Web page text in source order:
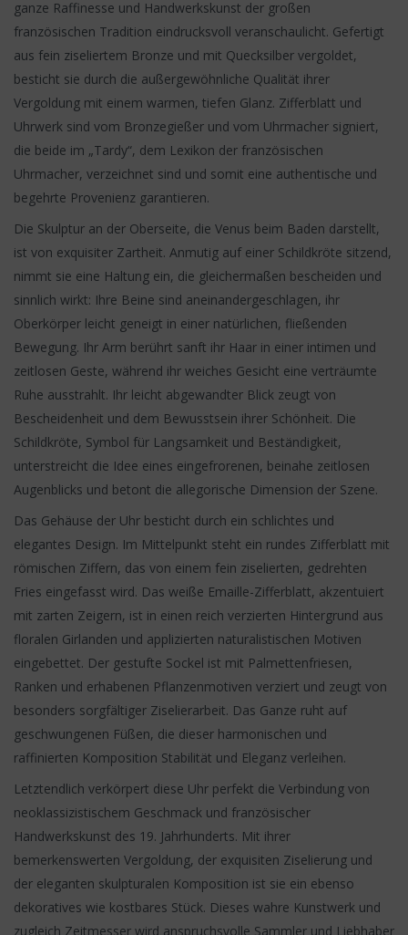
ganze Raffinesse und Handwerkskunst der großen
französischen Tradition eindrucksvoll veranschaulicht. Gefertigt
aus fein ziseliertem Bronze und mit Quecksilber vergoldet,
besticht sie durch die außergewöhnliche Qualität ihrer
Vergoldung mit einem warmen, tiefen Glanz. Zifferblatt und
Uhrwerk sind vom Bronzegießer und vom Uhrmacher signiert,
die beide im „Tardy“, dem Lexikon der französischen
Uhrmacher, verzeichnet sind und somit eine authentische und
begehrte Provenienz garantieren.
Die Skulptur an der Oberseite, die Venus beim Baden darstellt,
ist von exquisiter Zartheit. Anmutig auf einer Schildkröte sitzend,
nimmt sie eine Haltung ein, die gleichermaßen bescheiden und
sinnlich wirkt: Ihre Beine sind aneinandergeschlagen, ihr
Oberkörper leicht geneigt in einer natürlichen, fließenden
Bewegung. Ihr Arm berührt sanft ihr Haar in einer intimen und
zeitlosen Geste, während ihr weiches Gesicht eine verträumte
Ruhe ausstrahlt. Ihr leicht abgewandter Blick zeugt von
Bescheidenheit und dem Bewusstsein ihrer Schönheit. Die
Schildkröte, Symbol für Langsamkeit und Beständigkeit,
unterstreicht die Idee eines eingefrorenen, beinahe zeitlosen
Augenblicks und betont die allegorische Dimension der Szene.
Das Gehäuse der Uhr besticht durch ein schlichtes und
elegantes Design. Im Mittelpunkt steht ein rundes Zifferblatt mit
römischen Ziffern, das von einem fein ziselierten, gedrehten
Fries eingefasst wird. Das weiße Emaille-Zifferblatt, akzentuiert
mit zarten Zeigern, ist in einen reich verzierten Hintergrund aus
floralen Girlanden und applizierten naturalistischen Motiven
eingebettet. Der gestufte Sockel ist mit Palmettenfriesen,
Ranken und erhabenen Pflanzenmotiven verziert und zeugt von
besonders sorgfältiger Ziselierarbeit. Das Ganze ruht auf
geschwungenen Füßen, die dieser harmonischen und
raffinierten Komposition Stabilität und Eleganz verleihen.
Letztendlich verkörpert diese Uhr perfekt die Verbindung von
neoklassizistischem Geschmack und französischer
Handwerkskunst des 19. Jahrhunderts. Mit ihrer
bemerkenswerten Vergoldung, der exquisiten Ziselierung und
der eleganten skulpturalen Komposition ist sie ein ebenso
dekoratives wie kostbares Stück. Dieses wahre Kunstwerk und
zugleich Zeitmesser wird anspruchsvolle Sammler und Liebhaber